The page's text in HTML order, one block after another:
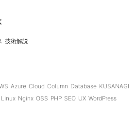
技術解説
Azure Cloud Column Database KUSANAGI
Linux Nginx OSS PHP SEO UX WordPress